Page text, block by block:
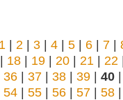
1 | 2 | 3 | 4 | 5 | 6 | 7 |
18| 19| 20| 21 | 22
36| 37| 38| 39| 40
54| 55| 56| 57| 58